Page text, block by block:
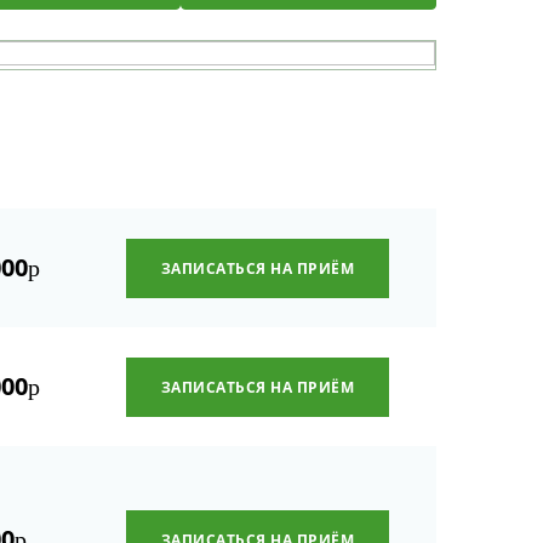
р ЗАПИСАТЬСЯ НА ПРИЁМ
р ЗАПИСАТЬСЯ НА ПРИЁМ